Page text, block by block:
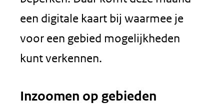
een digitale kaart bij waarmee je
voor een gebied mogelijkheden
kunt verkennen.
Inzoomen op gebieden